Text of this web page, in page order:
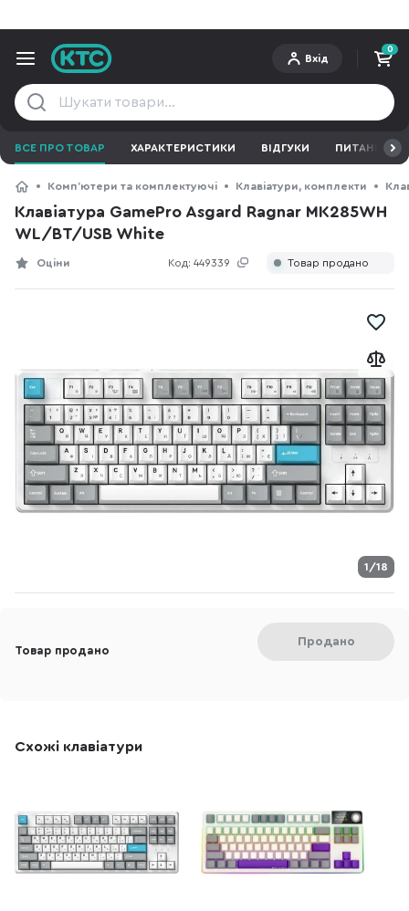
Вхід
0
ВСЕ ПРО ТОВАР ХАРАКТЕРИСТИКИ ВІДГУКИ ПИТАННЯ ТА
Компʼютери та комплектуючі Клавіатури, комплекти
Клавіатура GamePro Asgard Ragnar MK285WH
WL/BT/USB White
Код: 449339
Оціни Товар продано
1/18
Товар продано
Продано
Схожі клавіатури